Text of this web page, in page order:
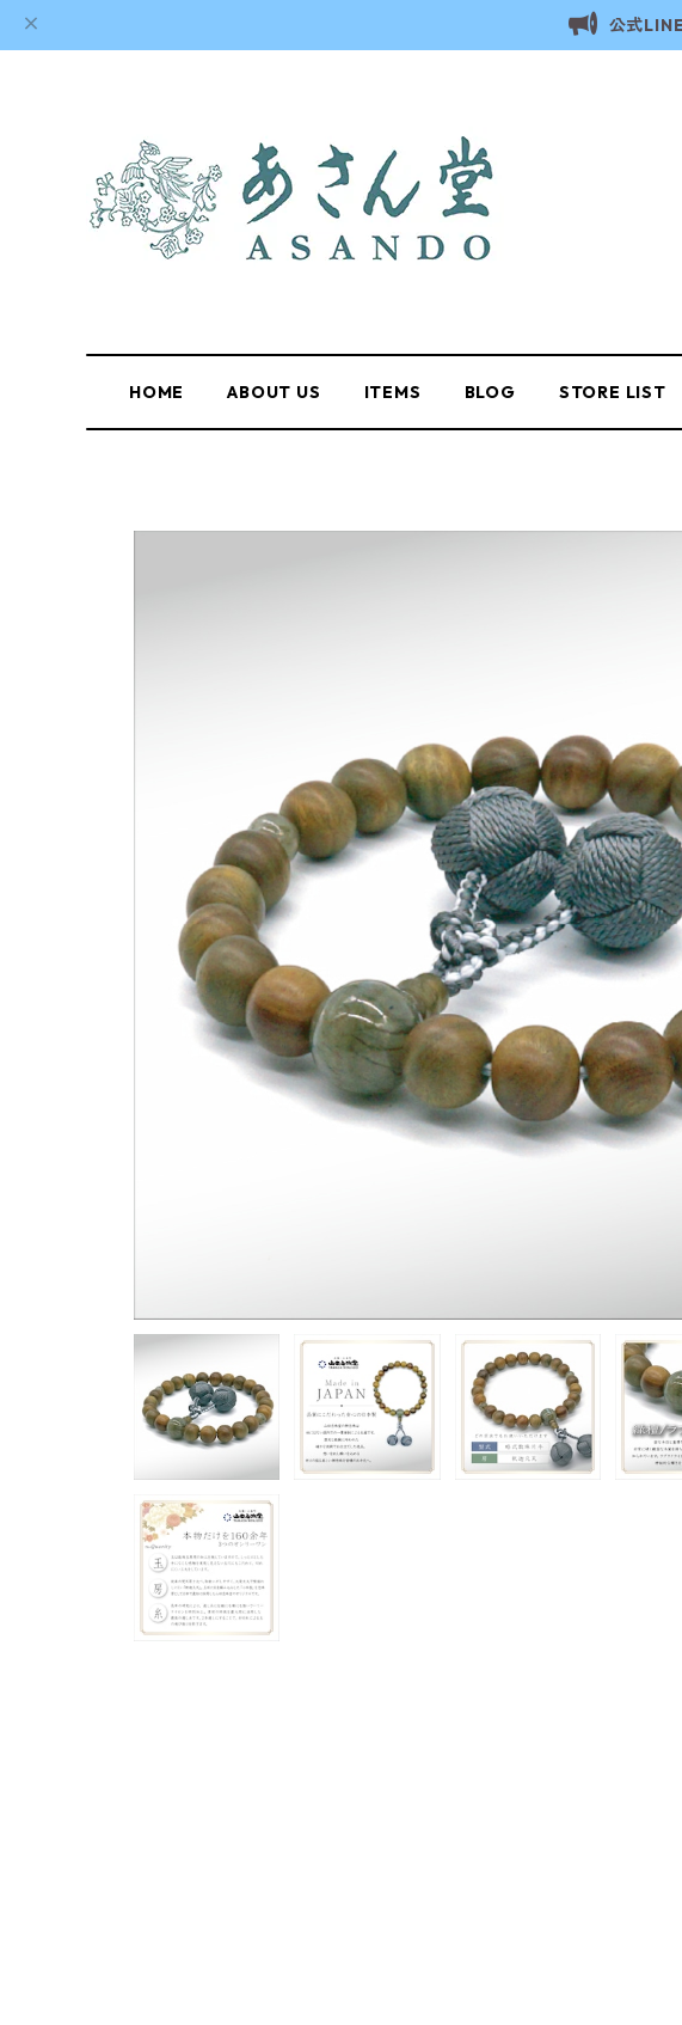
公式
HOME ABOUT US ITEMS BLOG STORE LIST